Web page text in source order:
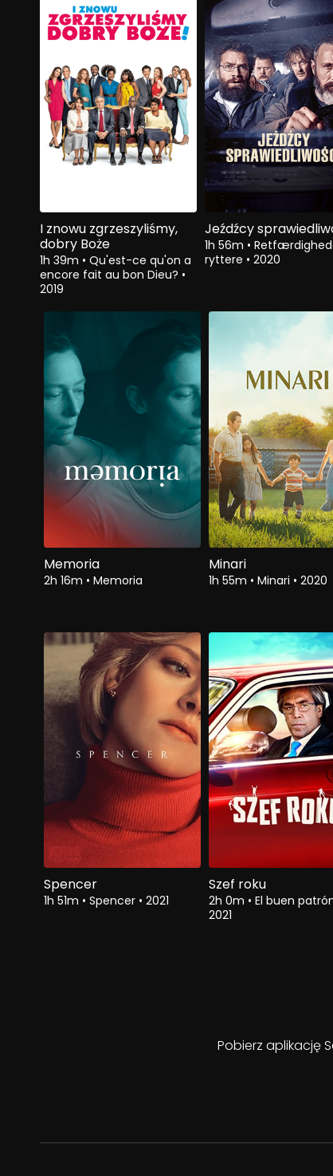
I znowu zgrzeszyliśmy,
dobry Boże
1h 39m • Qu'est-ce qu'on a
encore fait au bon Dieu? •
2019
Jeźdźcy
1h 56m •
ryttere • 2020
Memoria
2h 16m • Memoria
Minari
1h 55m • Minari • 2020
Spencer
1h 51m • Spencer • 2021
Szef roku
2h 0m • El buen
2021
Pobierz aplikację